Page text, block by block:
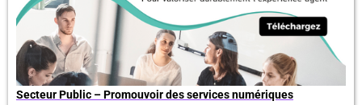
Secteur Public – Promouvoir des services numériques